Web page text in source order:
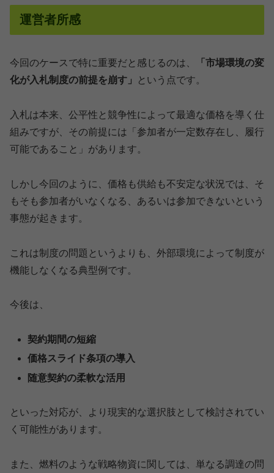
運営者所感
今回のケースで特に重要だと感じるのは、
「市場環境の変
化が入札制度の前提を崩す」
という点です。
入札は本来、公平性と競争性によって最適な価格を導く仕
組みですが、その前提には「参加者が一定数存在し、履行
可能であること」があります。
しかし今回のように、価格も供給も不安定な状況では、そ
もそも参加者がいなくなる、あるいは参加できないという
事態が起きます。
これは制度の問題というよりも、外部環境によって制度が
機能しなくなる典型例です。
今後は、
契約期間の短縮
価格スライド条項の導入
随意契約の柔軟な活用
といった対応が、より現実的な選択肢として検討されてい
く可能性があります。
また、燃料のような戦略物資に関しては、単なる調達の問